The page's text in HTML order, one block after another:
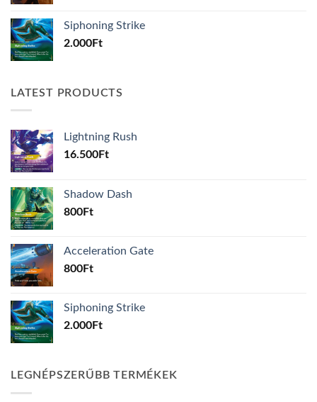
Siphoning Strike
2.000Ft
LATEST PRODUCTS
Lightning Rush
16.500Ft
Shadow Dash
800Ft
Acceleration Gate
800Ft
Siphoning Strike
2.000Ft
LEGNÉPSZERŰBB TERMÉKEK